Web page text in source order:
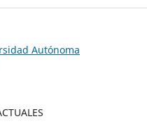
Autónoma